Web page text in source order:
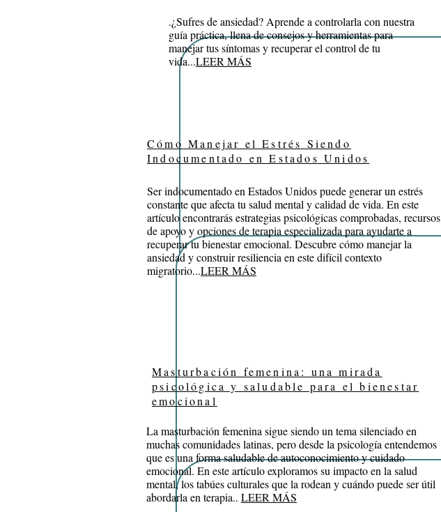
.¿Sufres de ansiedad? Aprende a controlarla con nuestra
guía práctica, llena de consejos y herramientas para
manejar tus síntomas y recuperar el control de tu
vida...LEER MÁS
Cómo Manejar el Estrés Siendo
Indocumentado en Estados Unidos
Ser indocumentado en Estados Unidos puede generar un estrés
constante que afecta tu salud mental y calidad de vida. En este
artículo encontrarás estrategias psicológicas comprobadas, recursos
de apoyo y opciones de terapia especializada para ayudarte a
recuperar tu bienestar emocional. Descubre cómo manejar la
ansiedad y construir resiliencia en este difícil contexto
migratorio...LEER MÁS
Masturbación femenina: una mirada
psicológica y saludable para el bienestar
emocional
La masturbación femenina sigue siendo un tema silenciado en
muchas comunidades latinas, pero desde la psicología entendemos
que es una forma saludable de autoconocimiento y cuidado
emocional. En este artículo exploramos su impacto en la salud
mental, los tabúes culturales que la rodean y cuándo puede ser útil
abordarla en terapia.. LEER MÁS